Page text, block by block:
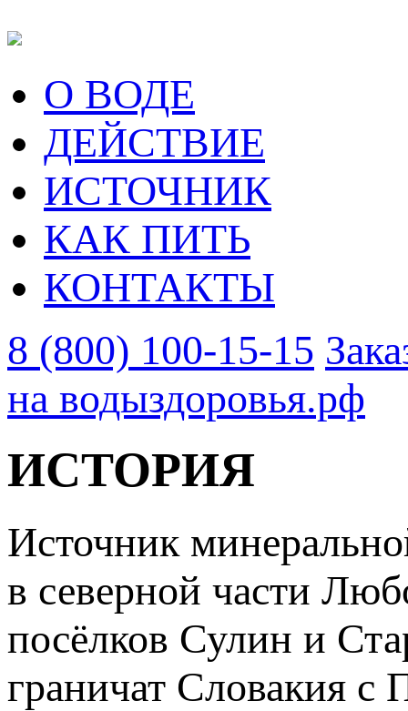
О ВОДЕ
ДЕЙСТВИЕ
ИСТОЧНИК
КАК ПИТЬ
КОНТАКТЫ
8 (800) 100-15-15
на водыздоровья.рф
ИСТОРИЯ
Источник
в северной части
посёлков Сулин и
граничат Словакия с